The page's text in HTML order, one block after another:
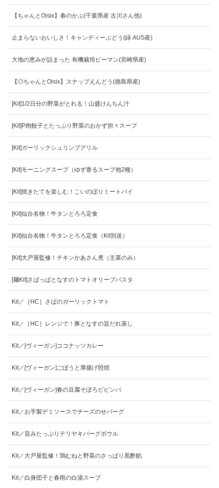
【ちゃんとOisix】春のかぶ(千葉県産 古川さん他)
止まらないおいしさ！キャンディーぶどう(緑 AUS産)
大地の恵みが詰まった 有機栽培ピーマン(宮崎県産)
【◎ちゃんとOisix】スナップえんどう(徳島県産)
[Kit]1/2日分の野菜がとれる！山盛けんちん汁
[Kit]P肉餃子とたっぷり野菜のおかず担々スープ
[Kit]ガーリックシュリンプグリル
[Kit]モーニングスープ（ゆず香るスープ他2種）
[Kit]焼きたてを楽しむ！こいのぼりミートパイ
[Kit]仙台名物！牛タンとろろ定食
[Kit]仙台名物！牛タンとろろ定食（Kit別送）
[Kit]大戸屋監修！チキンかあさん煮（主菜のみ）
[麺Kit]さばっぱとなすのトマトオリーブパスタ
Kit／［HC］さばのガーリックトマト
Kit／［HC］レンジで！豚となすの旨だれ蒸し
Kit／[ヴィーガン]ココナッツカレー
Kit／[ヴィーガン]ごぼうと厚揚げ照焼
Kit／[ヴィーガン]春の豆腐そぼろビビンバ
Kit／お手製デミソースでチーズのせバーグ
Kit／旨みたっぷりテリヤキバーグボウル
Kit／大戸屋監修！鶏むねと野菜のさっぱり黒酢餡
Kit／白身団子と春雨の白湯スープ